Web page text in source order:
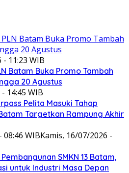
11:23 WIB
Batam Buka Promo Tambah
20 Agustus
14:45 WIB
Pelita Masuki Tahap
Targetkan Rampung Akhir
08:46 WIBKamis, 16/07/2026 -
SMKN 13 Batam,
untuk Industri Masa Depan